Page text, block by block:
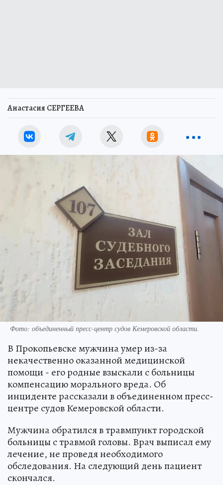
Анастасия СЕРГЕЕВА
Фото: объединенный пресс-центр судов Кемеровской области.
В Прокопьевске мужчина умер из-за
некачественно оказанной медицинской
помощи - его родные взыскали с больницы
компенсацию морального вреда. Об
инциденте рассказали в объединенном пресс-
центре судов Кемеровской области.
Мужчина обратился в травмпункт городской
больницы с травмой головы. Врач выписал ему
лечение, не проведя необходимого
обследования. На следующий день пациент
скончался.